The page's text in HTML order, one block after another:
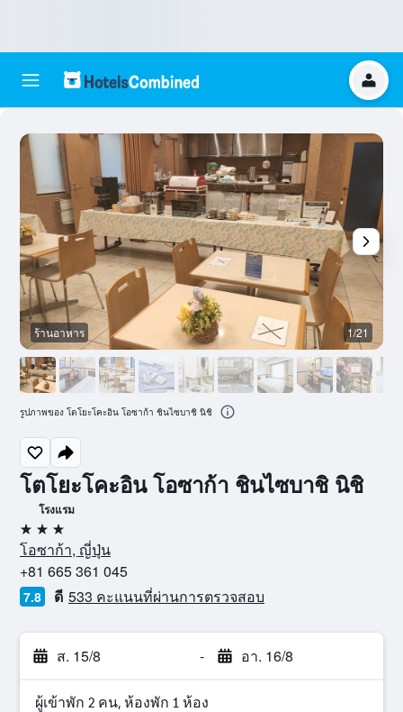
โตโยะโคะอิน โอซาก้า ชินไซบาชิ นิชิ
โรงแรม
3 ดาว
โอซาก้า, ญี่ปุ่น
+81 665 361 045
7.8 ดี 533 คะแนนที่ผ่านการตรวจสอบ
ส. 15/8 - อา. 16/8
ผู้เข้าพัก 2 คน, ห้องพัก 1 ห้อง
ร้านอาหาร 1/21
รูปภาพของ โตโยะโคะอิน โอซาก้า ชินไซบาชิ นิชิ